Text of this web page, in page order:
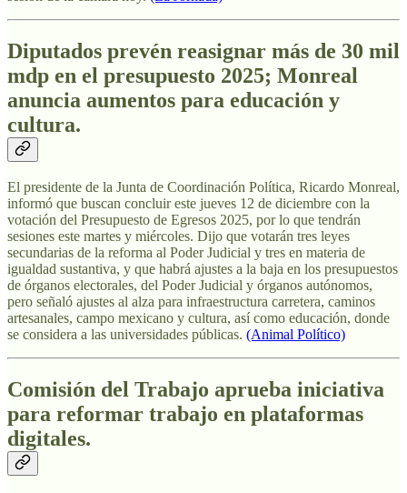
Diputados prevén reasignar más de 30 mil
mdp en el presupuesto 2025; Monreal
anuncia aumentos para educación y
cultura.
El presidente de la Junta de Coordinación Política, Ricardo Monreal,
informó que buscan concluir este jueves 12 de diciembre con la
votación del Presupuesto de Egresos 2025, por lo que tendrán
sesiones este martes y miércoles. Dijo que votarán tres leyes
secundarias de la reforma al Poder Judicial y tres en materia de
igualdad sustantiva, y que habrá ajustes a la baja en los presupuestos
de órganos electorales, del Poder Judicial y órganos autónomos,
pero señaló ajustes al alza para infraestructura carretera, caminos
artesanales, campo mexicano y cultura, así como educación, donde
se considera a las universidades públicas. (Animal Político)
Comisión del Trabajo aprueba iniciativa
para reformar trabajo en plataformas
digitales.